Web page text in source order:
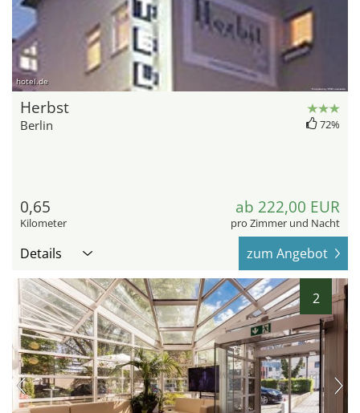
hotel.de
Herbst
Berlin 72%
0,65
Kilometer
ab 222,00 EUR
pro Zimmer und Nacht
Details zum Angebot
2